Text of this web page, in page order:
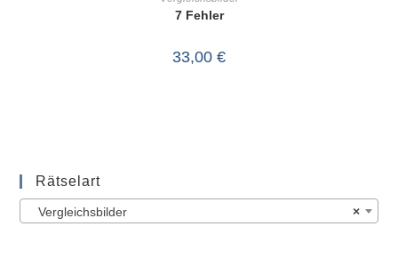
7 Fehler
33,00 €
Rätselart
×
Vergleichsbilder